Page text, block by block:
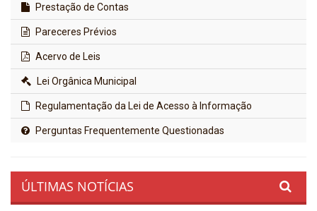
Prestação de Contas
Pareceres Prévios
Acervo de Leis
Lei Orgânica Municipal
Regulamentação da Lei de Acesso à Informação
Perguntas Frequentemente Questionadas
ÚLTIMAS NOTÍCIAS